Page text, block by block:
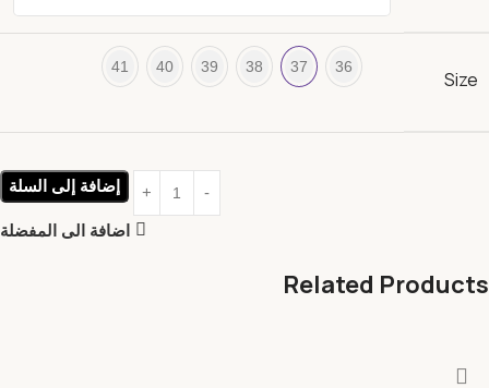
Size
36
37
38
39
40
41
إضافة إلى السلة
اضافة الى المفضلة
Related Products